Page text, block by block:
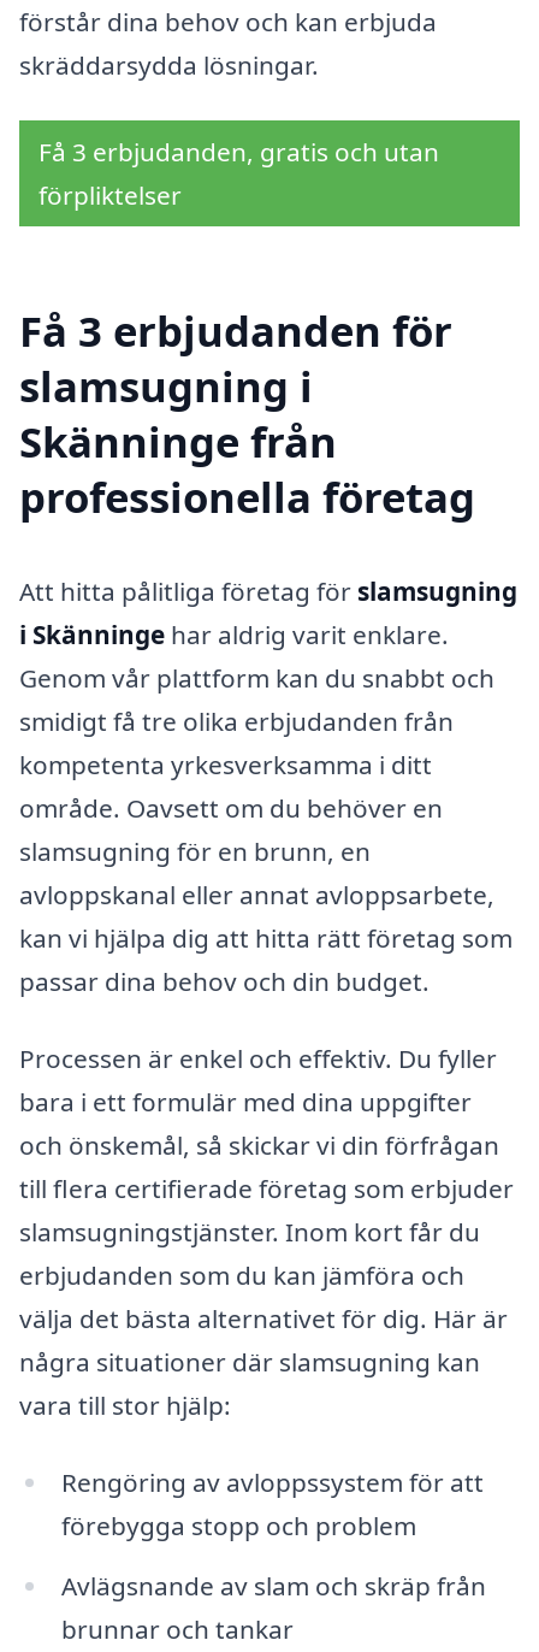
förstår dina behov och kan erbjuda
skräddarsydda lösningar.
Få 3 erbjudanden, gratis och utan
förpliktelser
Få 3 erbjudanden för
slamsugning i
Skänninge från
professionella företag
Att hitta pålitliga företag för slamsugning
i Skänninge har aldrig varit enklare.
Genom vår plattform kan du snabbt och
smidigt få tre olika erbjudanden från
kompetenta yrkesverksamma i ditt
område. Oavsett om du behöver en
slamsugning för en brunn, en
avloppskanal eller annat avloppsarbete,
kan vi hjälpa dig att hitta rätt företag som
passar dina behov och din budget.
Processen är enkel och effektiv. Du fyller
bara i ett formulär med dina uppgifter
och önskemål, så skickar vi din förfrågan
till flera certifierade företag som erbjuder
slamsugningstjänster. Inom kort får du
erbjudanden som du kan jämföra och
välja det bästa alternativet för dig. Här är
några situationer där slamsugning kan
vara till stor hjälp:
Rengöring av avloppssystem för att
förebygga stopp och problem
Avlägsnande av slam och skräp från
brunnar och tankar